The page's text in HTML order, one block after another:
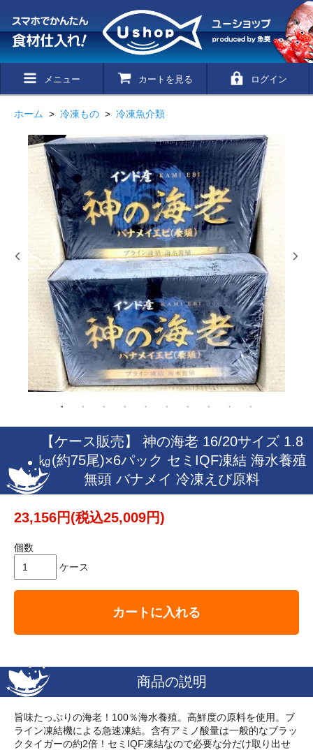
メニュー カートを見る ログイン
ホーム > 冷凍もの > 冷凍魚介類
【ケース販売】 神の海老 16/20サイズ 1.8
㎏(約75尾)×6パック セミIQF凍結 海水養殖
無頭 バナメイ 冷凍えび原料
23,156円(税込25,009円)
個数
ケース
カートに入れる
商品の説明
旨味たっぷりの海老！100％海水養殖。高鮮度の原料を使用。ブ
ライン凍結機による急速凍結。含有アミノ酸量は一般的なブラッ
クタイガーの約2倍！セミIQF凍結なので必要な分だけ取り出せ